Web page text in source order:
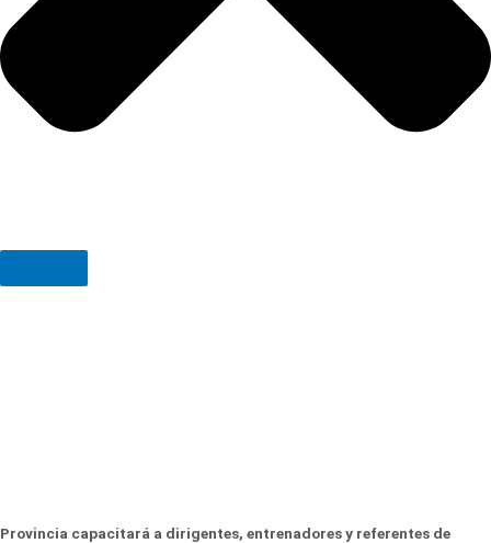
Provincia capacitará a dirigentes, entrenadores y referentes de